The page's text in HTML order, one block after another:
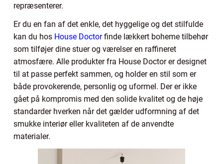
repræsenterer.
Er du en fan af det enkle, det hyggelige og det stilfulde
kan du hos House Doctorfinde lækkert boheme tilbehør
som tilføjer dine stuer og værelser en raffineret
atmosfære. Alle produkter fra House Doctor er designet
til at passe perfekt sammen, og holder en stil som er
både provokerende, personlig og uformel. Der er ikke
gået på kompromis med den solide kvalitet og de høje
standarder hverken når det gælder udformning af det
smukke interiør eller kvaliteten af de anvendte
materialer.